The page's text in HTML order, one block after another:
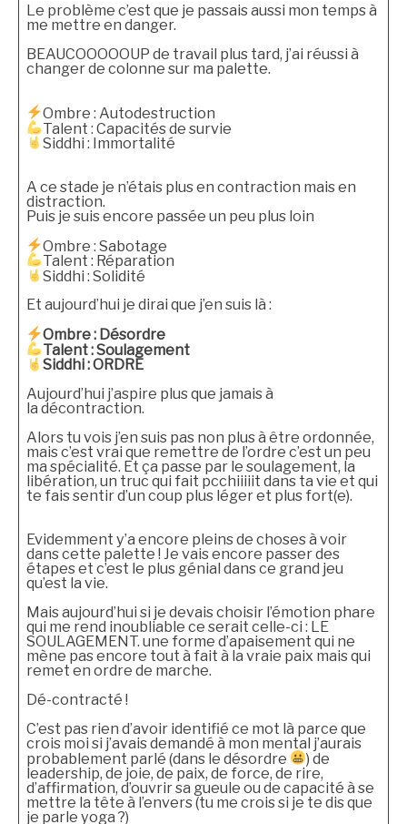
Le problème c’est que je passais aussi mon temps à
me mettre en danger.
BEAUCOOOOOUP de travail plus tard, j’ai réussi à
changer de colonne sur ma palette.
Ombre : Autodestruction
Talent : Capacités de survie
Siddhi : Immortalité
A ce stade je n’étais plus en contraction mais en
distraction.
Puis je suis encore passée un peu plus loin
Ombre : Sabotage
Talent : Réparation
Siddhi : Solidité
Et aujourd’hui je dirai que j’en suis là :
Ombre : Désordre
Talent : Soulagement
Siddhi : ORDRE
Aujourd’hui j’aspire plus que jamais à
la décontraction.
Alors tu vois j’en suis pas non plus à être ordonnée,
mais c’est vrai que remettre de l’ordre c’est un peu
ma spécialité. Et ça passe par le soulagement, la
libération, un truc qui fait pcchiiiiit dans ta vie et qui
te fais sentir d’un coup plus léger et plus fort(e).
Evidemment y’a encore pleins de choses à voir
dans cette palette ! Je vais encore passer des
étapes et c’est le plus génial dans ce grand jeu
qu’est la vie.
Mais aujourd’hui si je devais choisir l’émotion phare
qui me rend inoubliable ce serait celle-ci : LE
SOULAGEMENT. une forme d’apaisement qui ne
mène pas encore tout à fait à la vraie paix mais qui
remet en ordre de marche.
Dé-contracté !
C’est pas rien d’avoir identifié ce mot là parce que
crois moi si j’avais demandé à mon mental j’aurais
probablement parlé (dans le désordre
) de
leadership, de joie, de paix, de force, de rire,
d’affirmation, d’ouvrir sa gueule ou de capacité à se
mettre la tête à l’envers (tu me crois si je te dis que
je parle yoga ?)